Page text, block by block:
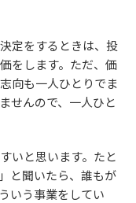
定をするときは、投
をします。ただ、価
向も一人ひとりでま
せんので、一人ひと
いと思います。たと
と聞いたら、誰もが
いう事業をしてい